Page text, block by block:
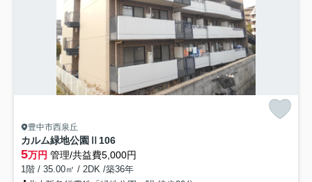
豊中市西泉丘
カルム緑地公園Ⅱ 106
5万円 管理/共益費5,000円
1階 / 35.00㎡ / 2DK /築36年